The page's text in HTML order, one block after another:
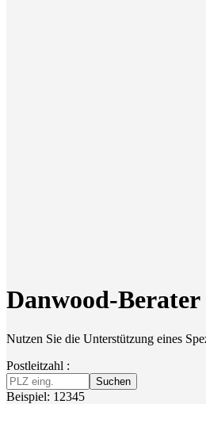
Danwood-
Nutzen Sie die Unterstützung eines
Postleitzahl :
Suchen
Beispiel: 12345